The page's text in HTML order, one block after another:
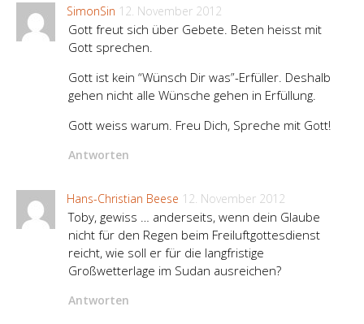
SimonSin 12. November 2012
Gott freut sich über Gebete. Beten heisst mit
Gott sprechen.
Gott ist kein “Wünsch Dir was”-Erfüller. Deshalb
gehen nicht alle Wünsche gehen in Erfüllung.
Gott weiss warum. Freu Dich, Spreche mit Gott!
Antworten
Hans-Christian Beese 12. November 2012
Toby, gewiss … anderseits, wenn dein Glaube
nicht für den Regen beim Freiluftgottesdienst
reicht, wie soll er für die langfristige
Großwetterlage im Sudan ausreichen?
Antworten